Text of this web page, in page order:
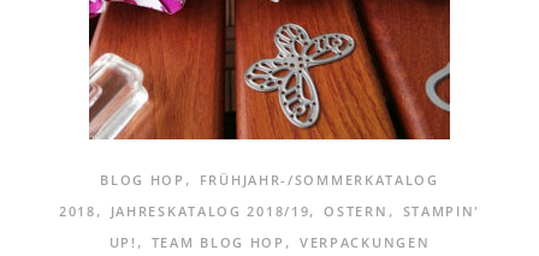
BLOG HOP ,
FRÜHJAHR-/SOMMERKATALOG
2018 , JAHRESKATALOG 2018/19,OSTERN , STAMPIN'
UP! , TEAM BLOG HOP , VERPACKUNGEN